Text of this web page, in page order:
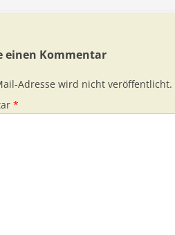
einen Kommentar
Adresse wird nicht veröffentlicht.
*